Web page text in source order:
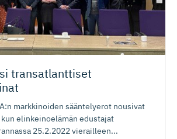
transatlanttiset
markkinoiden sääntelyerot nousivat
elinkeinoelämän edustajat
25.2.2022 vierailleen...